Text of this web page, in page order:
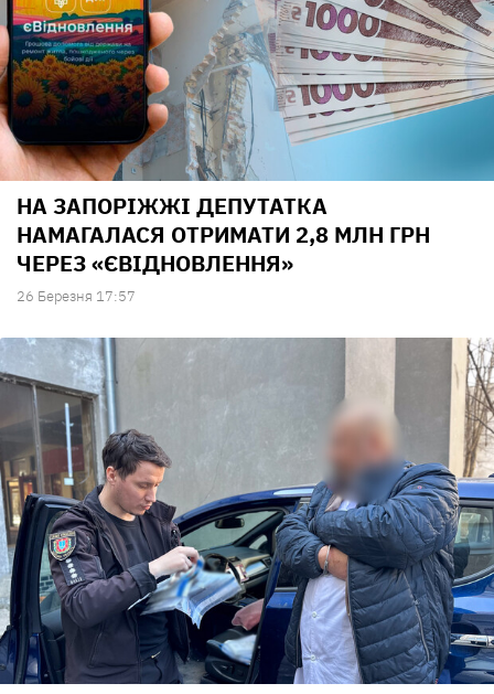
НА ЗАПОРІЖЖІ ДЕПУТАТКА
НАМАГАЛАСЯ ОТРИМАТИ 2,8 МЛН ГРН
ЧЕРЕЗ «ЄВІДНОВЛЕННЯ»
26 Березня 17:57